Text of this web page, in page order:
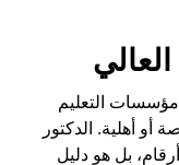
مؤسسات التعليم
أو أهلية. الدكتور
بل هو دليل